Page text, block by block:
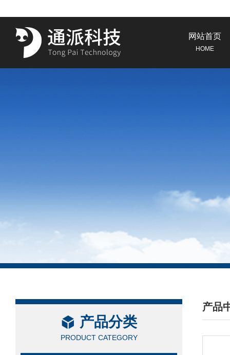
网站首页
HOME
产品分类
PRODUCT CATEGORY
产品
/